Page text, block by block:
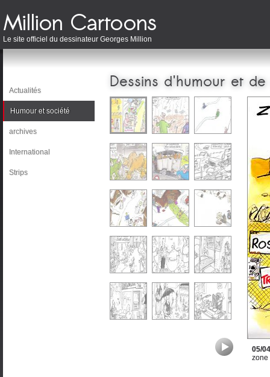
Le site officiel du dessinateur Georges Million
Actualités
Humour et société
archives
International
Strips
Dessins d'humour et
05/
zone